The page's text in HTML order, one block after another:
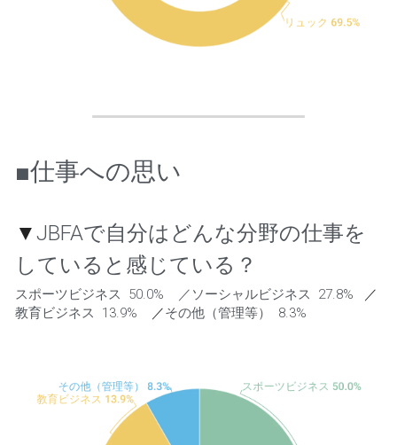
■仕事への思い
▼JBFAで自分はどんな分野の仕事を
していると感じている？
スポーツビジネス  50.0%    ／ソーシャルビジネス  27.8%
／
教育ビジネス  13.9%
／その他（管理等）  8.3%